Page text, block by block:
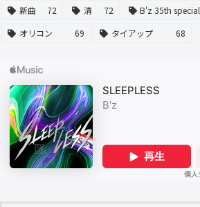
新曲
72 清 72 B'z 35th special
オリコン
69 タイアップ 68